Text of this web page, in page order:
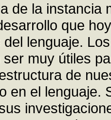
de la instancia
que
lenguaje.
muy útiles
de
en el lenguaje.